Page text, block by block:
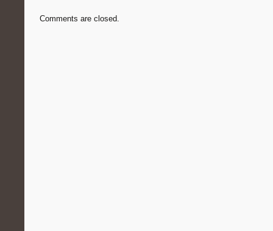
Comments are closed.